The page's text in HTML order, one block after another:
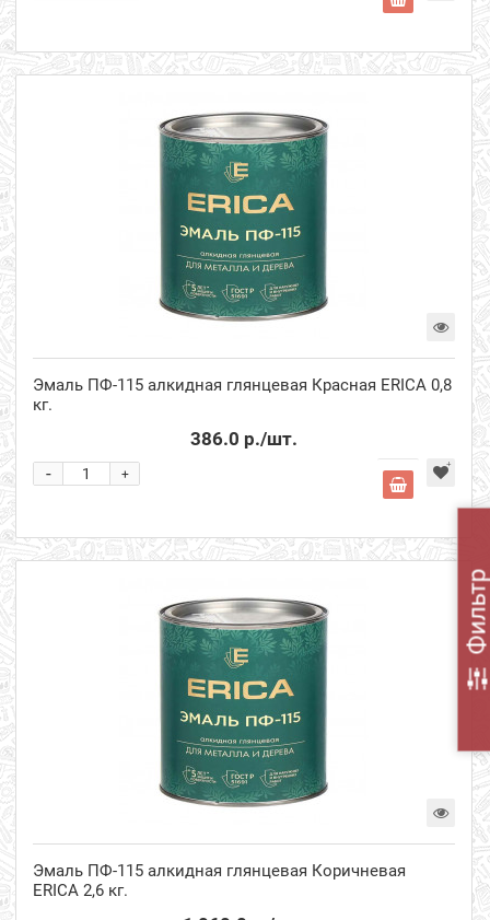
Эмаль ПФ-115 алкидная глянцевая Красная ERICA 0,8
кг.
386.0 р./шт.
+
-
Эмаль ПФ-115 алкидная глянцевая Коричневая
ERICA 2,6 кг.